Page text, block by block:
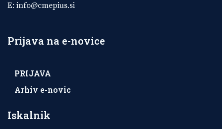
E: info@cmepius.si
Prijava na e-novice
PRIJAVA
Arhiv e-novic
Iskalnik